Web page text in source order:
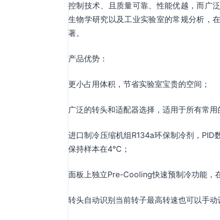
控制技术、且质量可靠、性能优越，而广
生物学研究以及工业实验室的常规分析，
著。
产品优势：
更小占用体积，节省实验室宝贵的空间；
广泛的转头和适配器选择，适用于所有常
进口制冷压缩机组R134a环保制冷剂，
保持样本在4℃；
面板上独立Pre-Cooling快速预制冷功能
转头自动识别当前转子最高转速也可以手